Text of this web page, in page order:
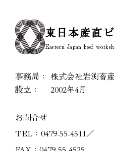
東日本産直
Eastern Japan beef
事務局： 株式会社岩渕畜
設立：
2002年4月
お問合せ
TEL： 0479-55-4511／